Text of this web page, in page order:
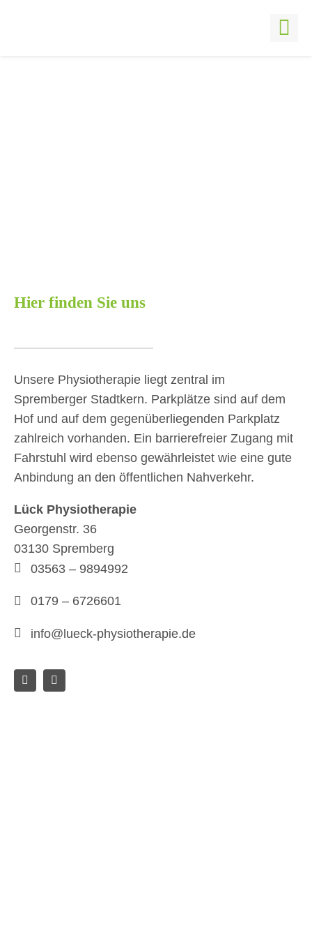
Hier finden Sie uns
Unsere Physiotherapie liegt zentral im
Spremberger Stadtkern. Parkplätze sind auf dem
Hof und auf dem gegenüberliegenden Parkplatz
zahlreich vorhanden. Ein barrierefreier Zugang mit
Fahrstuhl wird ebenso gewährleistet wie eine gute
Anbindung an den öffentlichen Nahverkehr.
Lück Physiotherapie
Georgenstr. 36
03130 Spremberg
03563 – 9894992
0179 – 6726601
info@lueck-physiotherapie.de